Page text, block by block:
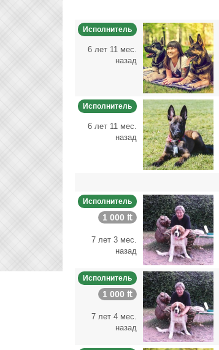
Исполнитель
6 лет 11 мес.
назад
Исполнитель
6 лет 11 мес.
назад
Исполнитель
1 000 ₶
7 лет 3 мес.
назад
Исполнитель
1 000 ₶
7 лет 4 мес.
назад